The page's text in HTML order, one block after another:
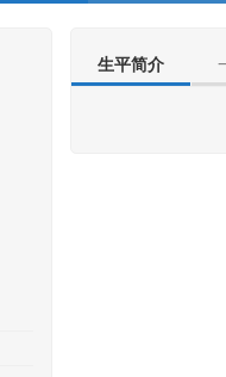
生平简介